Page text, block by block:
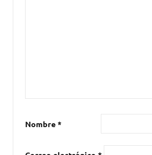
Prat,
Nombre*